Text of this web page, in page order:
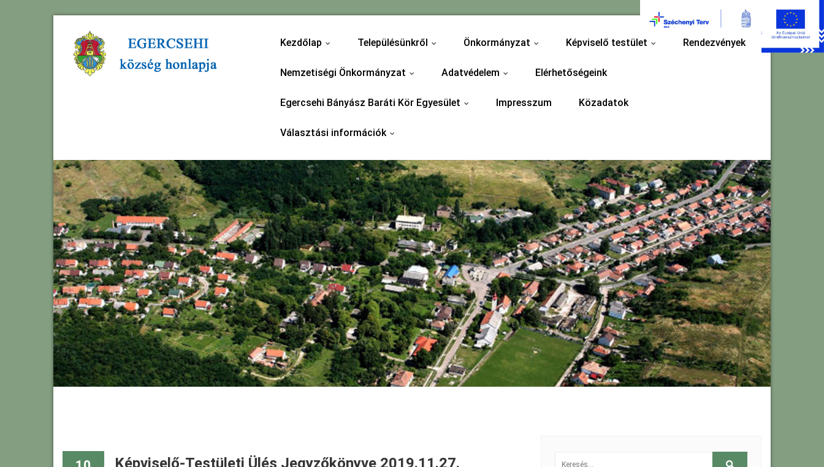
Kezdőlap Településünkről Önkormányzat Képviselő testület Rendezvények
Nemzetiségi Önkormányzat Adatvédelem Elérhetőségeink
Egercsehi Bányász Baráti Kör Egyesület Impresszum Közadatok
Választási információk
Képviselő-Testületi Ülés Jegyzőkönyve 2019.11.27.